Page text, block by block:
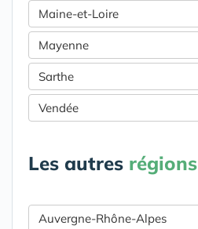
Maine-et-Loire
Mayenne
Sarthe
Vendée
Les autres régions
Auvergne-Rhône-Alpes